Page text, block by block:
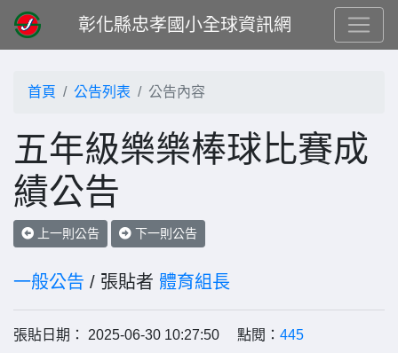
彰化縣忠孝國小全球資訊網
首頁 公告列表 公告內容
五年級樂樂棒球比賽成
績公告
上一則公告 下一則公告
一般公告 / 張貼者 體育組長
張貼日期： 2025-06-30 10:27:50 點閱： 445